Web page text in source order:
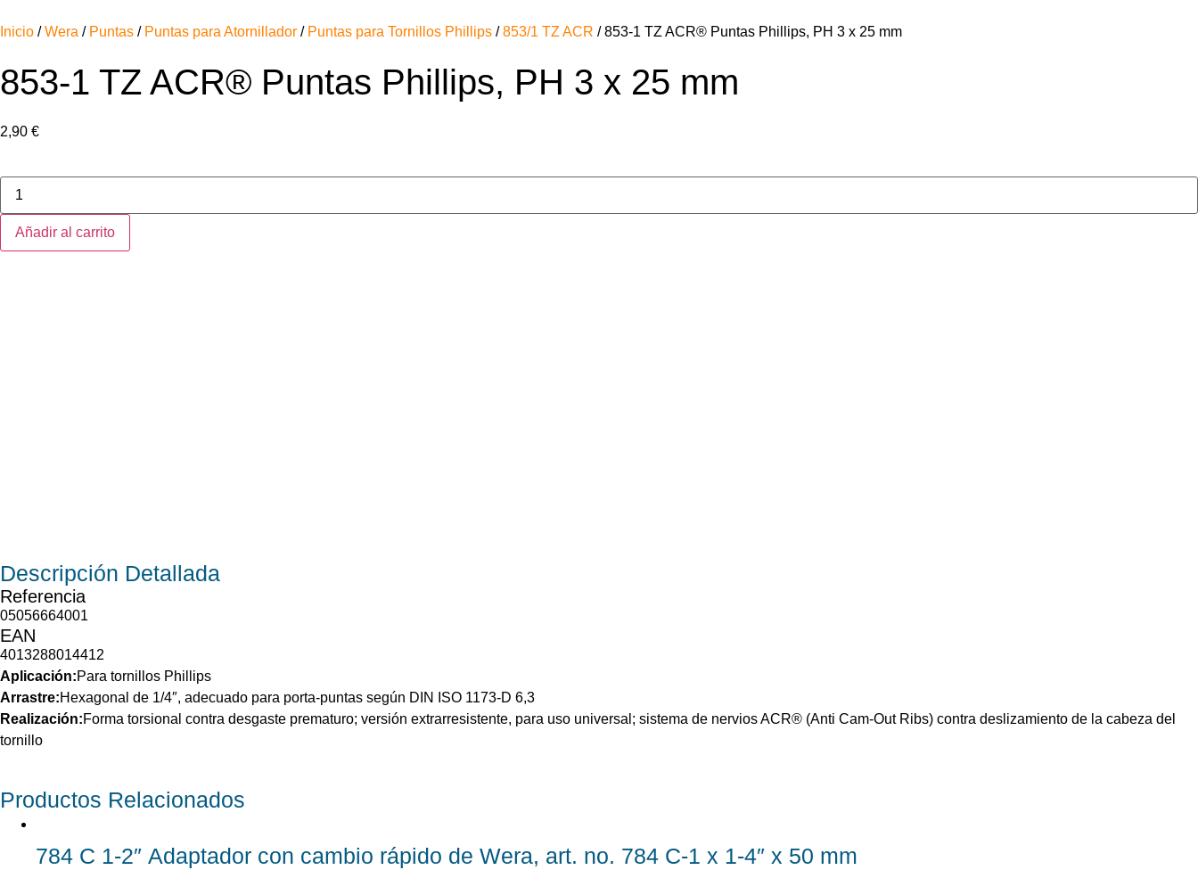
Inicio /Wera / Puntas / Puntas para Atornillador / Puntas para Tornillos Phillips /853/1 TZ ACR / 853-1 TZ ACR® Puntas Phillips, PH 3 x 25 mm
853-1 TZ ACR® Puntas Phillips, PH 3 x 25 mm
2,90 €
Añadir al carrito
Descripción Detallada
Referencia
05056664001
EAN
4013288014412
Aplicación:Para tornillos Phillips
Arrastre:Hexagonal de 1/4″, adecuado para porta-puntas según DIN ISO 1173-D 6,3
Realización:Forma torsional contra desgaste prematuro; versión extrarresistente, para uso universal; sistema de nervios ACR® (Anti Cam-Out Ribs) contra deslizamiento de la cabeza del
tornillo
Productos Relacionados
784 C 1-2″ Adaptador con cambio rápido de Wera, art. no. 784 C-1 x 1-4″ x 50 mm